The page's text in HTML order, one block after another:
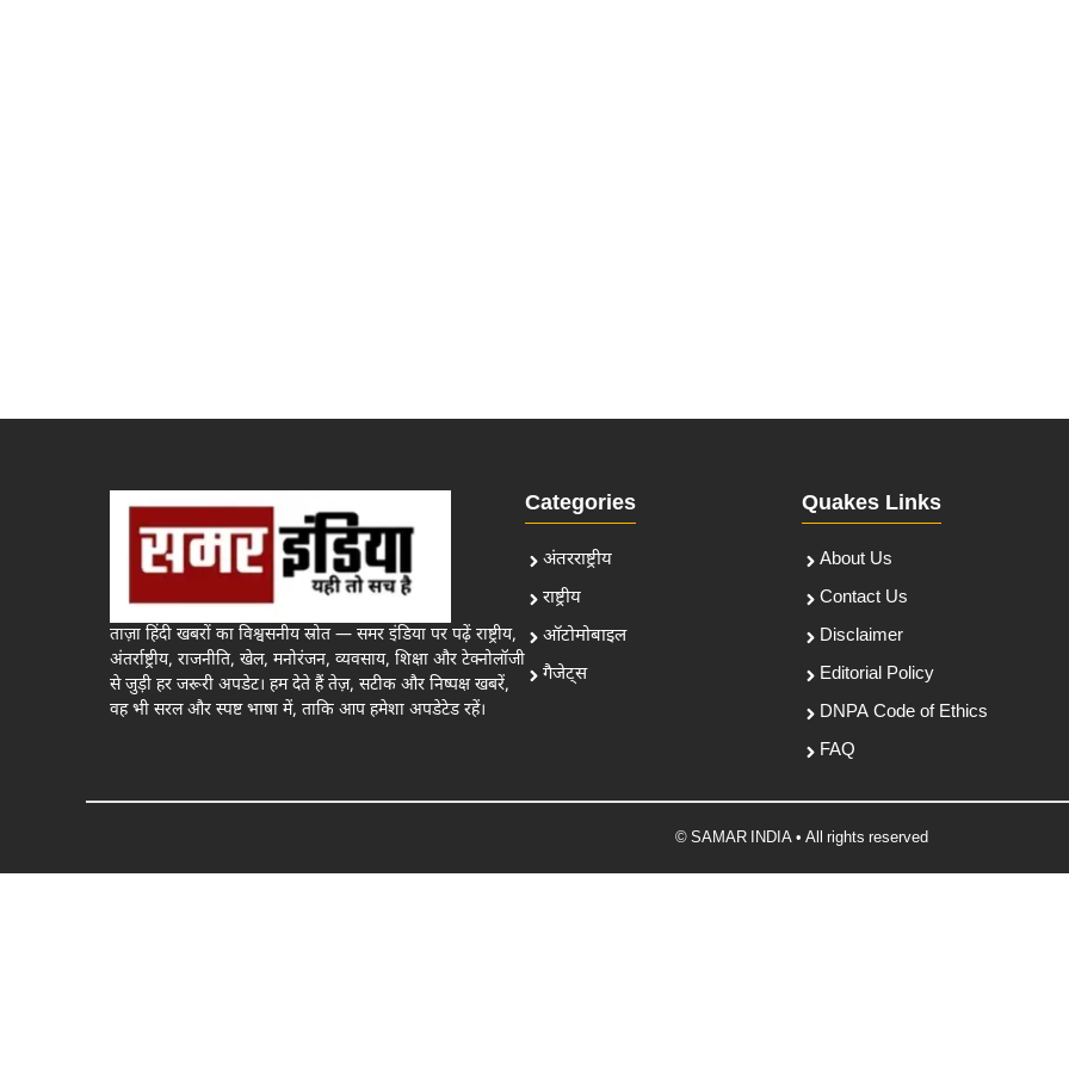
ताज़ा हिंदी खबरों का विश्वसनीय स्रोत — समर इंडिया पर पढ़ें राष्ट्रीय,
अंतर्राष्ट्रीय, राजनीति, खेल, मनोरंजन, व्यवसाय, शिक्षा और टेक्नोलॉजी
से जुड़ी हर जरूरी अपडेट। हम देते हैं तेज़, सटीक और निष्पक्ष खबरें,
वह भी सरल और स्पष्ट भाषा में, ताकि आप हमेशा अपडेटेड रहें।
Categories
अंतरराष्ट्रीय
राष्ट्रीय
ऑटोमोबाइल
गैजेट्स
Quakes Links
About Us
Contact Us
Disclaimer
Editorial Policy
DNPA Code of Ethics
FAQ
© SAMAR INDIA • All rights reserved